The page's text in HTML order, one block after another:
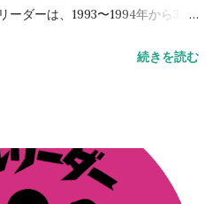
に手を打っていくのが役目だ
ダーは、1993〜1994年から30
Jリーグはそうやって成長してき
でアップしてくれているのを見
てきたことや、やり続けてきたこ
続きを読む